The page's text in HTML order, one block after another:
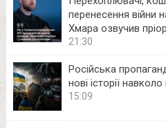
перенесення війни
Хмара озвучив
21:30
Російська
нові історії навколо
15:09